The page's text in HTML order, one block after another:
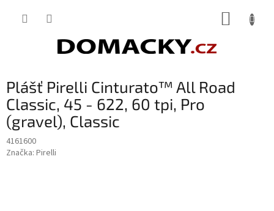
Plášť Pirelli Cinturato™ All Road
Classic, 45 - 622, 60 tpi, Pro
(gravel), Classic
4161600
Značka: Pirelli